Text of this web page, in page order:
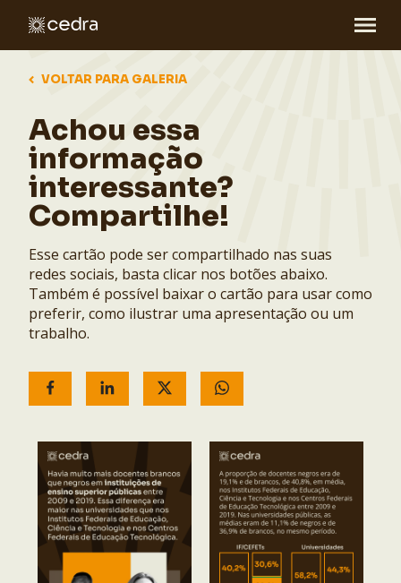
VOLTAR PARA GALERIA
Achou essa
informação
interessante?
Compartilhe!
Esse cartão pode ser compartilhado nas suas
redes sociais, basta clicar nos botões abaixo.
Também é possível baixar o cartão para usar como
preferir, como ilustrar uma apresentação ou um
trabalho.